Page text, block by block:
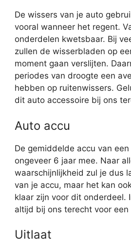
De wissers van je auto
vooral wanneer het regent.
onderdelen kwetsbaar. Bij
zullen de wisserbladen op
moment gaan verslijten.
periodes van droogte een
hebben op ruitenwissers.
dit auto accessoire bij ons
Auto accu
De gemiddelde accu van
ongeveer 6 jaar mee. Naar
waarschijnlijkheid zul je dus
van je accu, maar het kan
klaar zijn voor dit onderdeel.
altijd bij ons terecht voor een
Uitlaat